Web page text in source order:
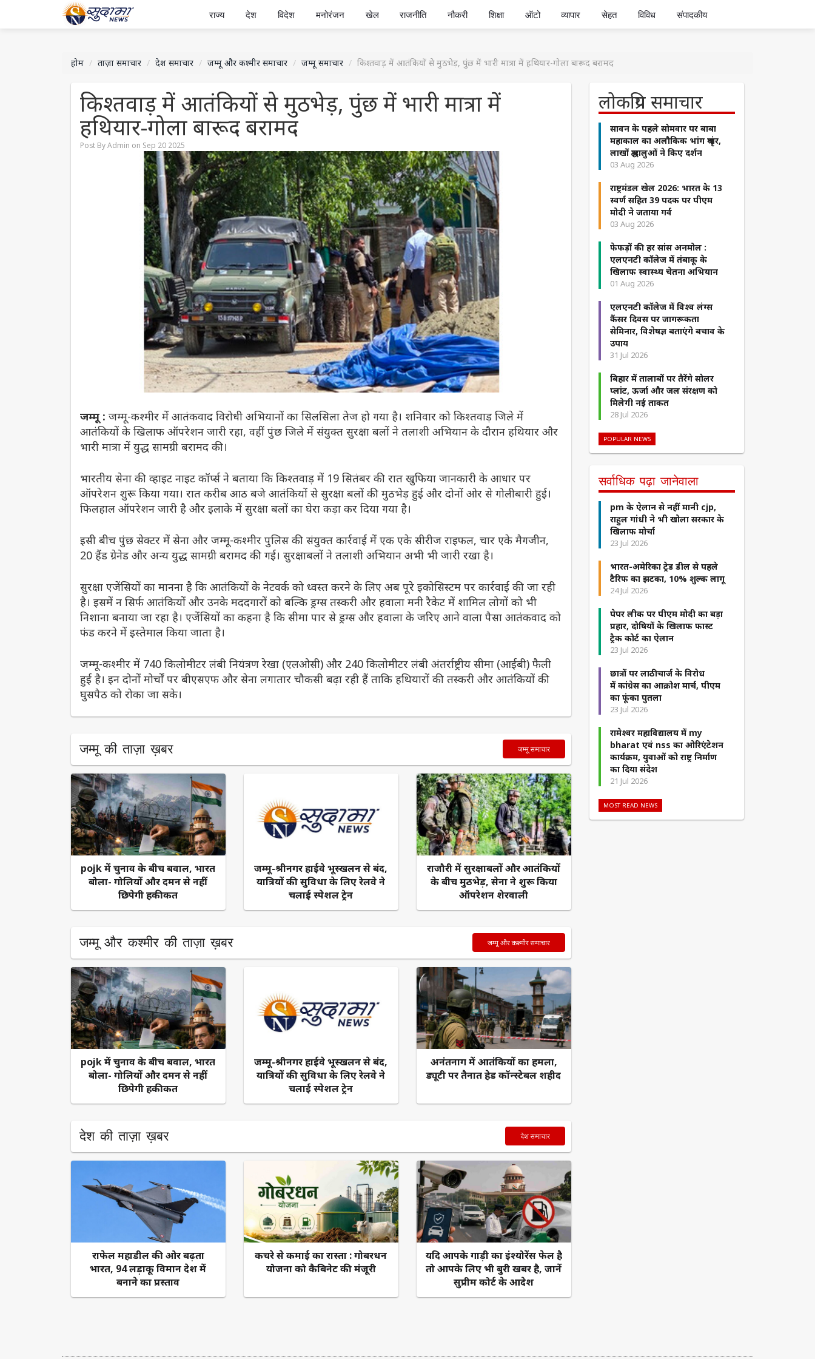
राज्य देश विदेश मनोरंजन खेल राजनीति नौकरी शिक्षा ऑटो व्यापार सेहत विविध संपादकीय
होम ताज़ा समाचार देश समाचार जम्मू और कश्मीर समाचार जम्मू समाचार किश्तवाड़ में आतंकियों से मुठभेड़, पुंछ में भारी मात्रा में हथियार-गोला बारूद बरामद
किश्तवाड़ में आतंकियों से मुठभेड़, पुंछ में भारी मात्रा में
हथियार-गोला बारूद बरामद
Post By Admin on Sep 20 2025
जम्मू : जम्मू-कश्मीर में आतंकवाद विरोधी अभियानों का सिलसिला तेज हो गया है। शनिवार को किश्तवाड़ जिले में
आतंकियों के खिलाफ ऑपरेशन जारी रहा, वहीं पुंछ जिले में संयुक्त सुरक्षा बलों ने तलाशी अभियान के दौरान हथियार और
भारी मात्रा में युद्ध सामग्री बरामद की।
भारतीय सेना की व्हाइट नाइट कॉर्प्स ने बताया कि किश्तवाड़ में 19 सितंबर की रात खुफिया जानकारी के आधार पर
ऑपरेशन शुरू किया गया। रात करीब आठ बजे आतंकियों से सुरक्षा बलों की मुठभेड़ हुई और दोनों ओर से गोलीबारी हुई।
फिलहाल ऑपरेशन जारी है और इलाके में सुरक्षा बलों का घेरा कड़ा कर दिया गया है।
इसी बीच पुंछ सेक्टर में सेना और जम्मू-कश्मीर पुलिस की संयुक्त कार्रवाई में एक एके सीरीज राइफल, चार एके मैगजीन,
20 हैंड ग्रेनेड और अन्य युद्ध सामग्री बरामद की गई। सुरक्षाबलों ने तलाशी अभियान अभी भी जारी रखा है।
सुरक्षा एजेंसियों का मानना है कि आतंकियों के नेटवर्क को ध्वस्त करने के लिए अब पूरे इकोसिस्टम पर कार्रवाई की जा रही
है। इसमें न सिर्फ आतंकियों और उनके मददगारों को बल्कि ड्रग्स तस्करी और हवाला मनी रैकेट में शामिल लोगों को भी
निशाना बनाया जा रहा है। एजेंसियों का कहना है कि सीमा पार से ड्रग्स और हवाला के जरिए आने वाला पैसा आतंकवाद को
फंड करने में इस्तेमाल किया जाता है।
जम्मू-कश्मीर में 740 किलोमीटर लंबी नियंत्रण रेखा (एलओसी) और 240 किलोमीटर लंबी अंतर्राष्ट्रीय सीमा (आईबी) फैली
हुई है। इन दोनों मोर्चों पर बीएसएफ और सेना लगातार चौकसी बढ़ा रही हैं ताकि हथियारों की तस्करी और आतंकियों की
घुसपैठ को रोका जा सके।
जम्मू की ताज़ा ख़बर जम्मू समाचार
pojk में चुनाव के बीच बवाल, भारत
बोला- गोलियों और दमन से नहीं
छिपेगी हकीकत
जम्मू-श्रीनगर हाईवे भूस्खलन से बंद,
यात्रियों की सुविधा के लिए रेलवे ने
चलाई स्पेशल ट्रेन
राजौरी में सुरक्षाबलों और आतंकियों
के बीच मुठभेड़, सेना ने शुरू किया
ऑपरेशन शेरवाली
जम्मू और कश्मीर की ताज़ा ख़बर जम्मू और कश्मीर समाचार
pojk में चुनाव के बीच बवाल, भारत
बोला- गोलियों और दमन से नहीं
छिपेगी हकीकत
जम्मू-श्रीनगर हाईवे भूस्खलन से बंद,
यात्रियों की सुविधा के लिए रेलवे ने
चलाई स्पेशल ट्रेन
अनंतनाग में आतंकियों का हमला,
ड्यूटी पर तैनात हेड कॉन्स्टेबल शहीद
देश की ताज़ा ख़बर देश समाचार
राफेल महाडील की ओर बढ़ता
भारत, 94 लड़ाकू विमान देश में
बनाने का प्रस्ताव
कचरे से कमाई का रास्ता : गोबरधन
योजना को कैबिनेट की मंजूरी
यदि आपके गाड़ी का इंश्योरेंस फेल है
तो आपके लिए भी बुरी खबर है, जानें
सुप्रीम कोर्ट के आदेश
लोकप्रिय समाचार
सावन के पहले सोमवार पर बाबा
महाकाल का अलौकिक भांग श्रृंगार,
लाखों श्रद्धालुओं ने किए दर्शन
03 Aug 2026
राष्ट्रमंडल खेल 2026: भारत के 13
स्वर्ण सहित 39 पदक पर पीएम
मोदी ने जताया गर्व
03 Aug 2026
फेफड़ों की हर सांस अनमोल :
एलएनटी कॉलेज में तंबाकू के
खिलाफ स्वास्थ्य चेतना अभियान
01 Aug 2026
एलएनटी कॉलेज में विश्व लंग्स
कैंसर दिवस पर जागरूकता
सेमिनार, विशेषज्ञ बताएंगे बचाव के
उपाय
31 Jul 2026
बिहार में तालाबों पर तैरेंगे सोलर
प्लांट, ऊर्जा और जल संरक्षण को
मिलेगी नई ताकत
28 Jul 2026
POPULAR NEWS
सर्वाधिक पढ़ा जानेवाला
pm के ऐलान से नहीं मानी cjp,
राहुल गांधी ने भी खोला सरकार के
खिलाफ मोर्चा
23 Jul 2026
भारत-अमेरिका ट्रेड डील से पहले
टैरिफ का झटका, 10% शुल्क लागू
24 Jul 2026
पेपर लीक पर पीएम मोदी का बड़ा
प्रहार, दोषियों के खिलाफ फास्ट
ट्रैक कोर्ट का ऐलान
23 Jul 2026
छात्रों पर लाठीचार्ज के विरोध
में कांग्रेस का आक्रोश मार्च, पीएम
का फूंका पुतला
23 Jul 2026
रामेश्वर महाविद्यालय में my
bharat एवं nss का ओरिएंटेशन
कार्यक्रम, युवाओं को राष्ट्र निर्माण
का दिया संदेश
21 Jul 2026
MOST READ NEWS